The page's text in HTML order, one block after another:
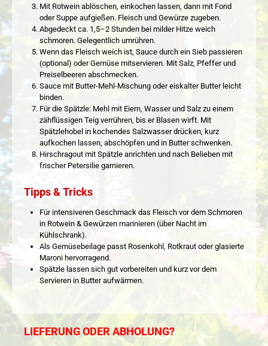
Mit Rotwein ablöschen, einkochen lassen, dann mit Fond
oder Suppe aufgießen. Fleisch und Gewürze zugeben.
Abgedeckt ca. 1,5–2 Stunden bei milder Hitze weich
schmoren. Gelegentlich umrühren.
Wenn das Fleisch weich ist, Sauce durch ein Sieb passieren
(optional) oder Gemüse mitservieren. Mit Salz, Pfeffer und
Preiselbeeren abschmecken.
Sauce mit Butter-Mehl-Mischung oder eiskalter Butter leicht
binden.
Für die Spätzle: Mehl mit Eiern, Wasser und Salz zu einem
zähflüssigen Teig verrühren, bis er Blasen wirft. Mit
Spätzlehobel in kochendes Salzwasser drücken, kurz
aufkochen lassen, abschöpfen und in Butter schwenken.
Hirschragout mit Spätzle anrichten und nach Belieben mit
frischer Petersilie garnieren.
Tipps & Tricks
Für intensiveren Geschmack das Fleisch vor dem Schmoren
in Rotwein & Gewürzen marinieren (über Nacht im
Kühlschrank).
Als Gemüsebeilage passt Rosenkohl, Rotkraut oder glasierte
Maroni hervorragend.
Spätzle lassen sich gut vorbereiten und kurz vor dem
Servieren in Butter aufwärmen.
LIEFERUNG ODER ABHOLUNG?